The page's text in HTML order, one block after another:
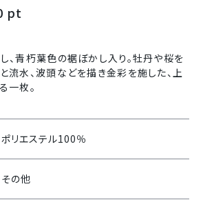
pt
、青朽葉色の裾ぼかし入り。牡丹や桜を
流水、波頭などを描き金彩を施した、上
一枚。
ポリエステル100％
その他